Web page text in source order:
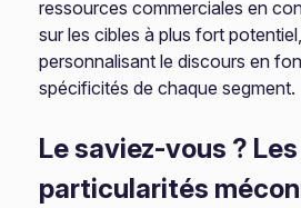
ressources commerciales en
sur les cibles à plus fort
personnalisant le discours en
spécificités de chaque segment.
Le saviez-vous ? Les
particularités